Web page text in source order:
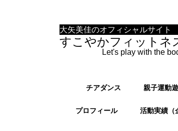
大矢美佳のオフィシャルサイト
すこやかフィットネ
Let's play with the
チアダンス 親子運動
プロフィール 活動実績（